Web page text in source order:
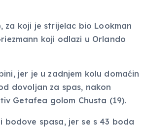
za koji je strijelac bio Lookman
koji odlazi u Orlando
jer je u zadnjem kolu domaćin
dovoljan za spas, nakon
Getafea golom Chusta (19).
bodove spasa, jer se s 43 boda